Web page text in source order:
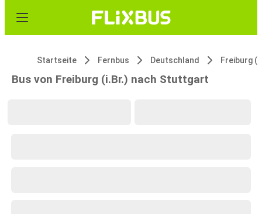
Startseite Fernbus Deutschland Freiburg
Bus von Freiburg (i.Br.) nach Stuttgart